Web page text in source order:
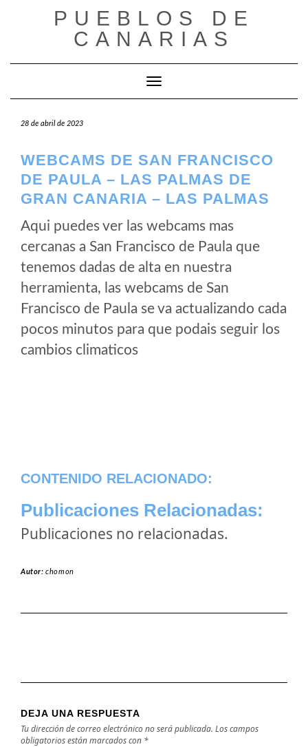
PUEBLOS DE
CANARIAS
Cambiar modo de navegación
28 de abril de 2023
WEBCAMS DE SAN FRANCISCO
DE PAULA – LAS PALMAS DE
GRAN CANARIA – LAS PALMAS
Aqui puedes ver las webcams mas
cercanas a San Francisco de Paula que
tenemos dadas de alta en nuestra
herramienta, las webcams de San
Francisco de Paula se va actualizando cada
pocos minutos para que podais seguir los
cambios climaticos
CONTENIDO RELACIONADO:
Publicaciones Relacionadas:
Publicaciones no relacionadas.
Autor:chomon
DEJA UNA RESPUESTA
Tu dirección de correo electrónico no será publicada. Los campos
obligatorios están marcados con *